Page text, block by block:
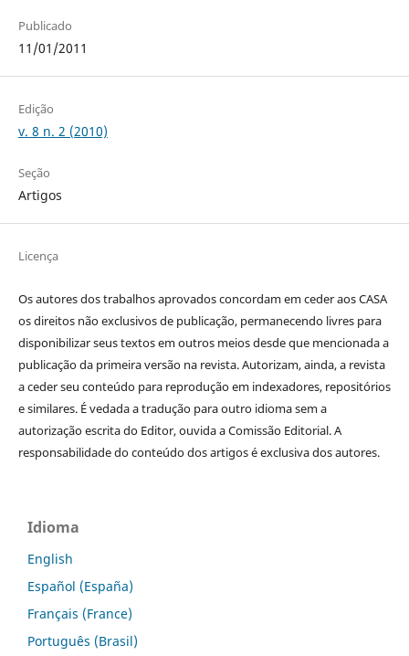
Publicado
11/01/2011
Edição
v. 8 n. 2 (2010)
Seção
Artigos
Licença
Os autores dos trabalhos aprovados concordam em ceder aos CASA
os direitos não exclusivos de publicação, permanecendo livres para
disponibilizar seus textos em outros meios desde que mencionada a
publicação da primeira versão na revista. Autorizam, ainda, a revista
a ceder seu conteúdo para reprodução em indexadores, repositórios
e similares. É vedada a tradução para outro idioma sem a
autorização escrita do Editor, ouvida a Comissão Editorial. A
responsabilidade do conteúdo dos artigos é exclusiva dos autores.
Idioma
English
Español (España)
Français (France)
Português (Brasil)